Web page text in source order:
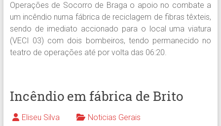
Operações de Socorro de Braga o apoio no combate a
um incêndio numa fábrica de reciclagem de fibras têxteis,
sendo de imediato accionado para o local uma viatura
(VECI 03) com dois bombeiros, tendo permanecido no
teatro de operações até por volta das 06:20.
Incêndio em fábrica de Brito
Eliseu Silva Noticias Gerais